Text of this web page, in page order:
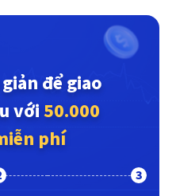
để giao
với50.000
phí
3